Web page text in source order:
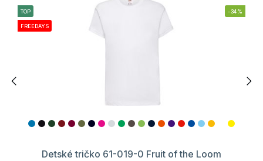
TOP
FREEDAYS
-34%
Detské tričko 61-019-0 Fruit of the Loom